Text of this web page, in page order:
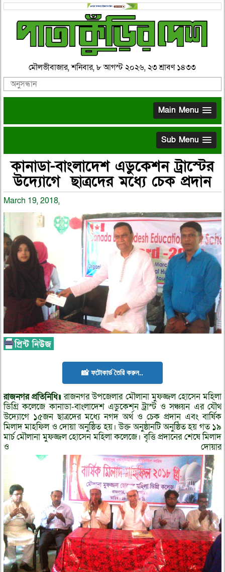
মৌলভীবাজার, শনিবার, ৮ আগস্ট ২০২৬, ২৩ শ্রাবণ ১৪৩৩
Main Menu
Sub Menu
কানাডা-বাংলাদেশ এডুকেশন ট্রাস্টের
উদ্যোগে ছাত্রদের মধ্যে চেক প্রদান
March 19, 2018,
📸 ফটোকার্ড তৈরি করুন..
রাজনগর প্রতিনিধি॥রাজনগর উপজেলার মৌলানা মুফজ্জল হোসেন মহিলা
ডিগ্রি কলেজে কানাডা-বাংলাদেশ এডুকেশন ট্রাস্ট ও সঞ্চয়ন এর যৌথ
উদ্যোগে ১৫জন ছাত্রদের মধ্যে নগদ অর্থ ও চেক প্রদান এবং বার্ষিক
মিলাদ মাহফিল ও দোয়া অনুষ্ঠিত হয়। উক্ত অনুষ্ঠানটি অনুষ্ঠিত হয় গত ১৯
মার্চ মৌলানা মুফজ্জল হোসেন মহিলা কলেজে। বৃত্তি প্রদানের শেষে মিলাদ
ও দোয়ার